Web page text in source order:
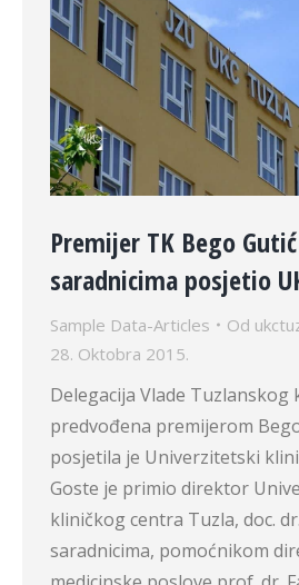
Premijer TK Bego
saradnicima posjetio
Sample Data-Articles Od
28. Oktobra 2015.
Delegacija Vlade Tuzlanskog
predvođena premijerom
posjetila je Univerzitetski
Goste je primio direktor
kliničkog centra Tuzla, doc.
saradnicima, pomoćnikom